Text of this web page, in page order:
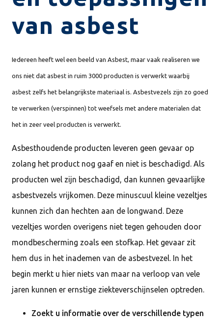
van asbest
Iedereen heeft wel een beeld van Asbest, maar vaak realiseren we
ons niet dat asbest in ruim 3000 producten is verwerkt waarbij
asbest zelfs het belangrijkste materiaal is. Asbestvezels zijn zo goed
te verwerken (verspinnen) tot weefsels met andere materialen dat
het in zeer veel producten is verwerkt.
Asbesthoudende producten leveren geen gevaar op
zolang het product nog gaaf en niet is beschadigd. Als
producten wel zijn beschadigd, dan kunnen gevaarlijke
asbestvezels vrijkomen. Deze minuscuul kleine vezeltjes
kunnen zich dan hechten aan de longwand. Deze
vezeltjes worden overigens niet tegen gehouden door
mondbescherming zoals een stofkap. Het gevaar zit
hem dus in het inademen van de asbestvezel. In het
begin merkt u hier niets van maar na verloop van vele
jaren kunnen er ernstige ziekteverschijnselen optreden.
Zoekt u informatie over de verschillende typen